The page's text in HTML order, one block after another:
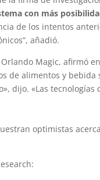
con más
de los intentos
añadió.
Magic, afirmó
de alimentos y
dijo. «Las tecnologías
optimistas